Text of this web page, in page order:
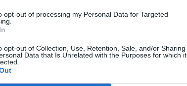
opt-out of processing my Personal Data for Targeted
opt-out of Collection, Use, Retention, Sale, and/or Sharing
Data that Is Unrelated with the Purposes for which it
cikkarchívum
elmúlt 2 év napon belüli
Előfizetés